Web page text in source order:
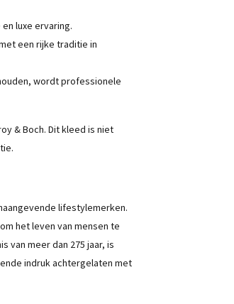
luxe ervaring.
een rijke traditie in
wordt professionele
& Boch. Dit kleed is niet
lifestylemerken.
het leven van mensen te
van meer dan 275 jaar, is
indruk achtergelaten met